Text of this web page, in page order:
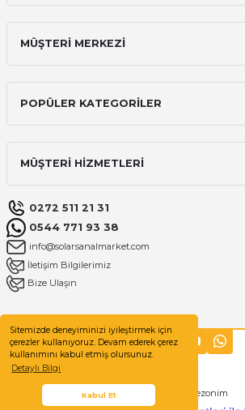
Sitemizde deneyiminizi iyileştirmek için
çerezler kullanıyoruz. Devam ederek çerez
kullanımını kabul etmiş olursunuz.
Detaylı Bilgi
Kabul Et
MÜŞTERİ MERKEZİ
POPÜLER KATEGORİLER
MÜŞTERİ HİZMETLERİ
0272 511 21 31
0544 771 93 38
info@solarsanalmarket.com
İletişim Bilgilerimiz
Bize Ulaşın
Sezonim